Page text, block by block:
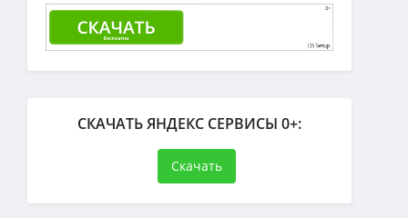
СКАЧАТЬ ЯНДЕКС СЕРВИСЫ 0+:
Скачать